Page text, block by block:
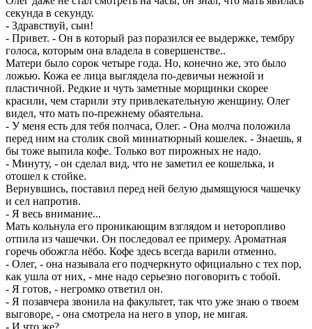
секунда в секунду.
- Здравствуй, сын!
- Привет. - Он в который раз поразился ее выдержке, тембру
голоса, которым она владела в совершенстве..
Матери было сорок четыре года. Но, конечно же, это было
ложью. Кожа ее лица выглядела по-девичьи нежной и
пластичной. Редкие и чуть заметные морщинки скорее
красили, чем старили эту привлекательную женщину. Олег
видел, что мать по-прежнему обаятельна.
- У меня есть для тебя полчаса, Олег. - Она молча положила
перед ним на столик свой миниатюрный кошелек. - Знаешь, я
бы тоже выпила кофе. Только вот пирожных не надо.
- Минуту, - он сделал вид, что не заметил ее кошелька, и
отошел к стойке.
Вернувшись, поставил перед ней белую дымящуюся чашечку
и сел напротив.
- Я весь внимание...
Мать кольнула его проникающим взглядом и неторопливо
отпила из чашечки. Он последовал ее примеру. Ароматная
горечь обожгла нёбо. Кофе здесь всегда варили отменно.
- Олег, - она называла его подчеркнуто официально с тех пор,
как ушла от них, - мне надо серьезно поговорить с тобой.
- Я готов, - негромко ответил он.
- Я позавчера звонила на факультет, так что уже знаю о твоем
выговоре, - она смотрела на него в упор, не мигая.
- И что же?